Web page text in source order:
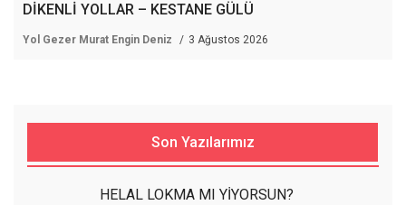
DİKENLİ YOLLAR – KESTANE GÜLÜ
Yol Gezer Murat Engin Deniz 3 Ağustos 2026
Son Yazılarımız
HELAL LOKMA MI YİYORSUN?